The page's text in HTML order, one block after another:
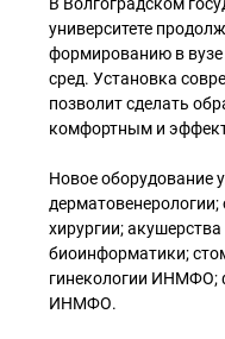
университете
формированию в
сред. Установка
позволит сделать
комфортным и
Новое оборудование
хирургии;
биоинформатики;
гинекологии ИНМФО;
ИНМФО.